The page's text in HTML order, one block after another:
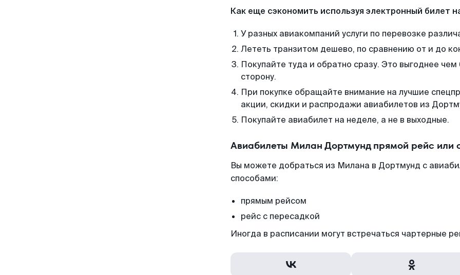
Как еще сэкономить используя электронный билет
У разных авиакомпаний услуги по перевозке
Лететь транзитом дешево, по сравнению от и до
Покупайте туда и обратно сразу. Это выгоднее
сторону.
При покупке обращайте внимание на лучшие
акции, скидки и распродажи авиабилетов из
Покупайте авиабилет на неделе, а не в выходные.
Авиабилеты Милан Дортмунд прямой рейс или
Вы можете добраться из Милана в Дортмунд с
способами:
прямым рейсом
рейс с пересадкой
Иногда в расписании могут встречаться чартерные